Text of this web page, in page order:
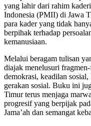
yang lahir dari rahim
Indonesia (PMII) di Jawa
para kader yang tidak
berpihak terhadap
kemanusiaan.
Melalui beragam tulisan
diajak menelusuri
demokrasi, keadilan
gerakan sosial. Buku ini
Timur terus menjaga
progresif yang berpijak
Jama’ah dan semangat